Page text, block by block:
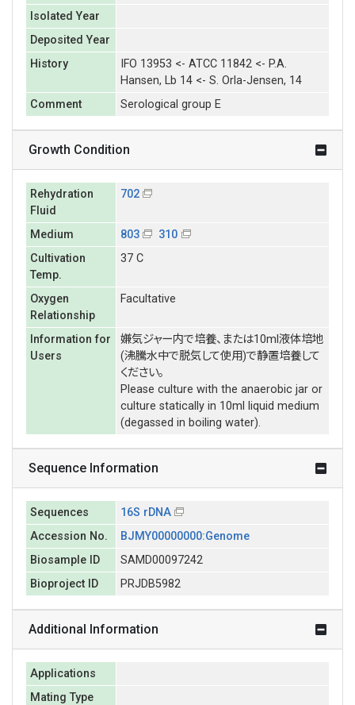
Isolated Year
Deposited Year
History
IFO 13953 <- ATCC 11842 <- P.A.
Hansen, Lb 14 <- S. Orla-Jensen, 14
Comment
Serological group E
Growth Condition
Rehydration
Fluid
702
Medium 803
310
Cultivation
Temp.
37 C
Oxygen
Relationship
Facultative
Information for
Users
嫌気ジャー内で培養、または10ml液体培地
(沸騰水中で脱気して使用)で静置培養して
ください。
Please culture with the anaerobic jar or
culture statically in 10ml liquid medium
(degassed in boiling water).
Sequence Information
Sequences
16S rDNA
Accession No.
BJMY00000000:Genome
Biosample ID
SAMD00097242
Bioproject ID
PRJDB5982
Additional Information
Applications
Mating Type